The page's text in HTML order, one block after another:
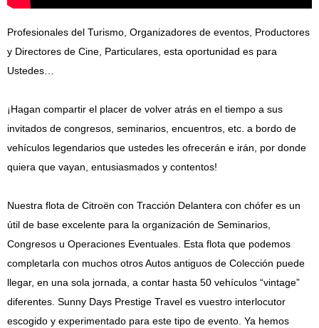
Profesionales del Turismo, Organizadores de eventos, Productores
y Directores de Cine, Particulares, esta oportunidad es para
Ustedes…
¡Hagan compartir el placer de volver atrás en el tiempo a sus
invitados de congresos, seminarios, encuentros, etc. a bordo de
vehículos legendarios que ustedes les ofrecerán e irán, por donde
quiera que vayan, entusiasmados y contentos!
Nuestra flota de Citroën con Tracción Delantera con chófer es un
útil de base excelente para la organización de Seminarios,
Congresos u Operaciones Eventuales. Esta flota que podemos
completarla con muchos otros Autos antiguos de Colección puede
llegar, en una sola jornada, a contar hasta 50 vehículos “vintage”
diferentes. Sunny Days Prestige Travel es vuestro interlocutor
escogido y experimentado para este tipo de evento. Ya hemos